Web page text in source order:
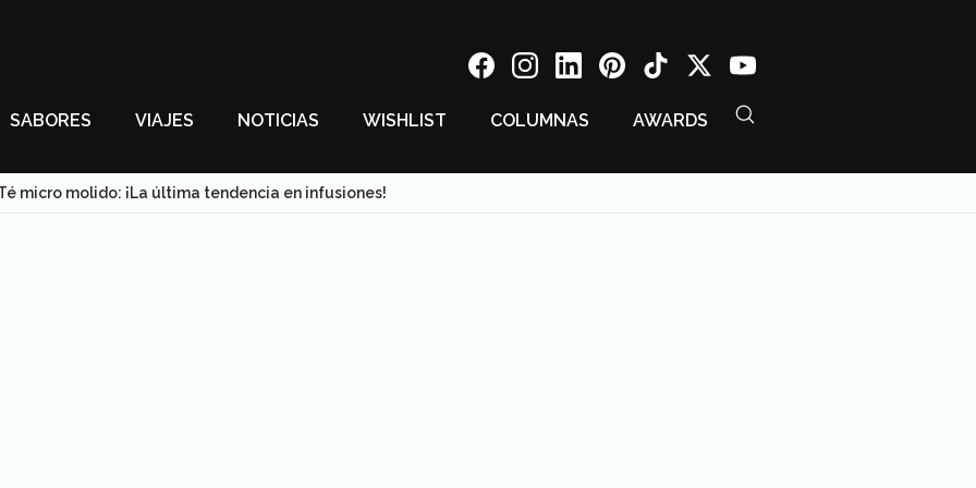
SABORES VIAJES NOTICIAS WISHLIST COLUMNAS AWARDS
micro molido: ¡La última tendencia en infusiones!